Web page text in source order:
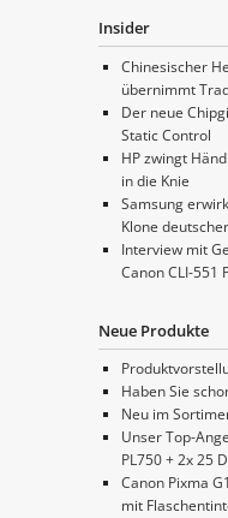
Insider
Chinesischer
übernimmt
Der neue
Static Control
HP zwingt
in die Knie
Samsung
Klone
Interview mit
Canon CLI-551
Neue Produkte
Haben Sie
Neu im
Unser Top-
PL750 + 2x 25
Canon Pixma
mit